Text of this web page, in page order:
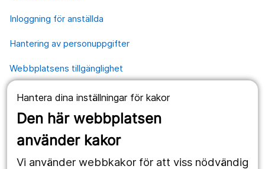
Hantera dina inställningar för kakor
Den här webbplatsen
använder kakor
Vi använder webbkakor för att viss nödvändig
Inloggning för anställda
Hantering av personuppgifter
Webbplatsens tillgänglighet
Våra webbplatser
1177.se